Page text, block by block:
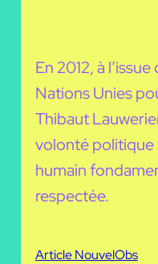
En 2012, à
Nations Unies
Thibaut
volonté politique
humain
respectée.
Article NouvelObs